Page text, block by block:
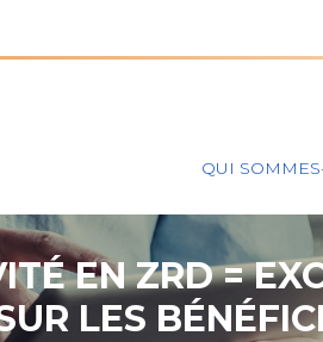
Principal
QUI
EN ZRD =
LES